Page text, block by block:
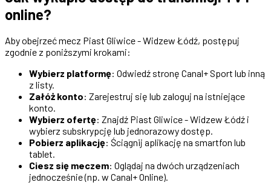
online?
Aby obejrzeć mecz Piast Gliwice - Widzew Łódź, postępuj
zgodnie z poniższymi krokami:
Wybierz platformę: Odwiedź stronę Canal+ Sport lub inną
z listy.
Załóż konto: Zarejestruj się lub zaloguj na istniejące
konto.
Wybierz ofertę: Znajdź Piast Gliwice - Widzew Łódź i
wybierz subskrypcję lub jednorazowy dostęp.
Pobierz aplikację: Ściągnij aplikację na smartfon lub
tablet.
Ciesz się meczem: Oglądaj na dwóch urządzeniach
jednocześnie (np. w Canal+ Online).